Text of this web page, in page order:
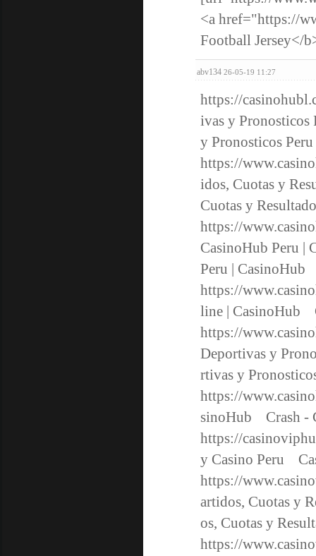
<a href="https://
Football Jersey</
abv134 26-05-19 11:27
https://
ivas y
y Pronosticos
https://
idos, Cuotas y
Cuotas y
https://
CasinoHub Peru |
Peru |
https://
line | CasinoHub
https://
Deportivas y
rtivas y
https://
sinoHub Crash -
https://
y Casino Peru
https://
artidos, Cuotas y
os, Cuotas y
https://